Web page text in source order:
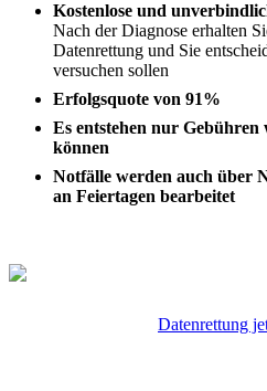
Kostenlose und
Nach der Diagnose erhalten
Datenrettung und Sie
versuchen sollen
Erfolgsquote von 91%
Es entstehen nur
können
Notfälle werden auch über
an Feiertagen bearbeitet
Datenrettung